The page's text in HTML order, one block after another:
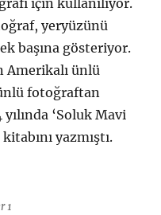
için kullanılıyor.
yeryüzünü
başına gösteriyor.
Amerikalı ünlü
fotoğraftan
‘Soluk Mavi
yazmıştı.
1